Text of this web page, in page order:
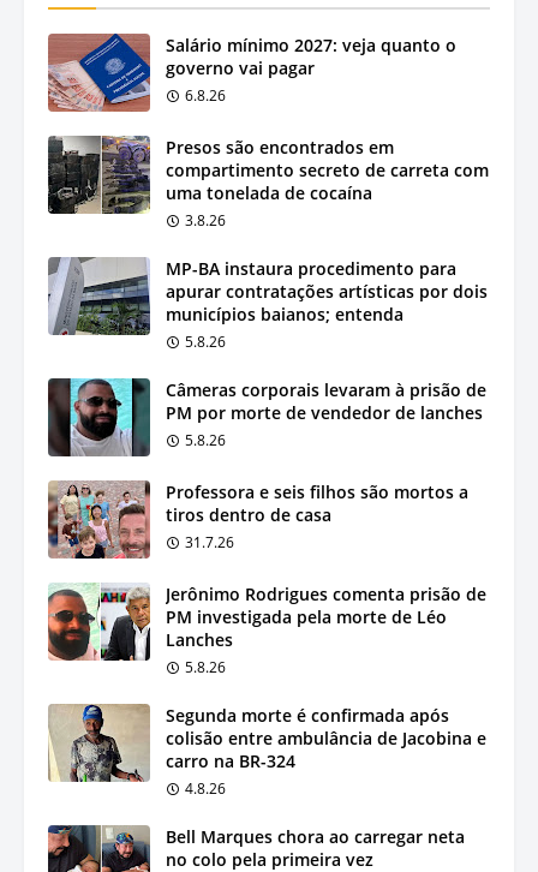
Salário mínimo 2027: veja quanto o
governo vai pagar
6.8.26
Presos são encontrados em
compartimento secreto de carreta com
uma tonelada de cocaína
3.8.26
MP-BA instaura procedimento para
apurar contratações artísticas por dois
municípios baianos; entenda
5.8.26
Câmeras corporais levaram à prisão de
PM por morte de vendedor de lanches
5.8.26
Professora e seis filhos são mortos a
tiros dentro de casa
31.7.26
Jerônimo Rodrigues comenta prisão de
PM investigada pela morte de Léo
Lanches
5.8.26
Segunda morte é confirmada após
colisão entre ambulância de Jacobina e
carro na BR-324
4.8.26
Bell Marques chora ao carregar neta
no colo pela primeira vez